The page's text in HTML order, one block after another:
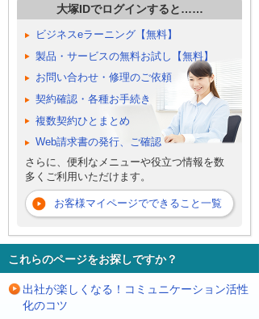
大塚IDでログインすると……
ビジネスeラーニング【無料】
製品・サービスの無料お試し【無料】
お問い合わせ・修理のご依頼
契約確認・各種お手続き
複数契約ひとまとめ
Web請求書の発行、ご確認
さらに、便利なメニューや役立つ情報を数
多くご利用いただけます。
お客様マイページでできること一覧
これらのページをお探しですか？
出社が楽しくなる！コミュニケーション活性
化のコツ